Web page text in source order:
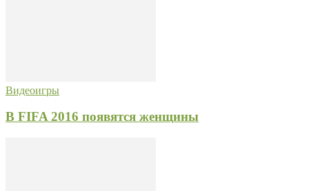
Видеоигры
В FIFA 2016 появятся женщины